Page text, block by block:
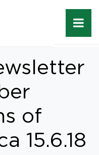
of
15.6.18